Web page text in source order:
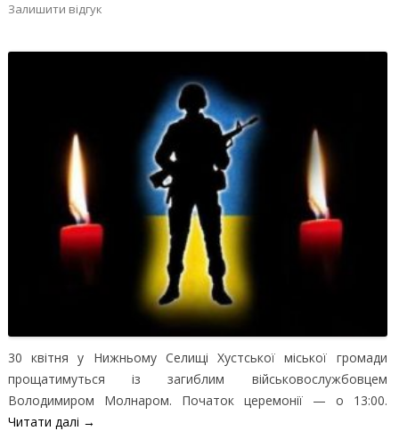
Залишити відгук
30 квітня у Нижньому Селищі Хустської міської громади
прощатимуться із загиблим військовослужбовцем
Володимиром Молнаром. Початок церемонії — о 13:00.
Читати далі →